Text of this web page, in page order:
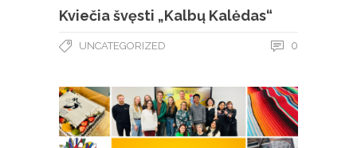
Kviečia švęsti „Kalbų Kalėdas“
UNCATEGORIZED 0